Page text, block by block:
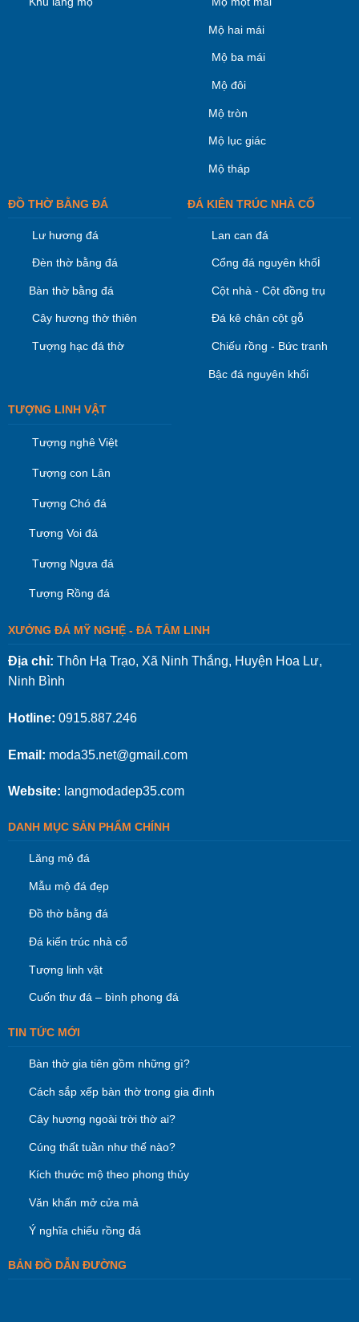
Mộ hai mái
Mộ ba mái
Mộ đôi
Mộ tròn
Mộ lục giác
Mộ tháp
ĐỒ THỜ BẰNG ĐÁ
Lư hương đá
Đèn thờ bằng đá
Bàn thờ bằng đá
Cây hương thờ thiên
Tượng hạc đá thờ
ĐÁ KIÊN TRÚC NHÀ CỔ
Lan can đá
Cổng đá nguyên khối
Cột nhà - Cột đồng trụ
Đá kê chân cột gỗ
Chiếu rồng - Bức tranh
Bậc đá nguyên khối
TƯỢNG LINH VẬT
Tượng nghê Việt
Tượng con Lân
Tượng Chó đá
Tượng Voi đá
Tượng Ngựa đá
Tượng Rồng đá
XƯỞNG ĐÁ MỸ NGHỆ - ĐÁ TÂM LINH
Địa chỉ: Thôn Hạ Trạo, Xã Ninh Thắng, Huyện Hoa Lư,
Ninh Bình
Hotline: 0915.887.246
Email: moda35.net@gmail.com
Website: langmodadep35.com
DANH MỤC SẢN PHẨM CHÍNH
Lăng mộ đá
Mẫu mộ đá đẹp
Đồ thờ bằng đá
Đá kiến trúc nhà cổ
Tượng linh vật
Cuốn thư đá – bình phong đá
TIN TỨC MỚI
Bàn thờ gia tiên gồm những gì?
Cách sắp xếp bàn thờ trong gia đình
Cây hương ngoài trời thờ ai?
Cúng thất tuần như thế nào?
Kích thước mộ theo phong thủy
Văn khấn mở cửa mả
Ý nghĩa chiếu rồng đá
BẢN ĐỒ DẪN ĐƯỜNG